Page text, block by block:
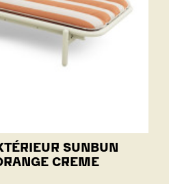
SUNBUN
CREME